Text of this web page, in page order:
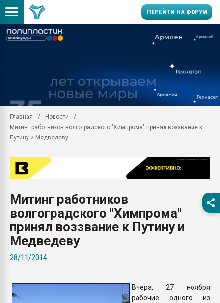
ПЕРЕЙТИ НА ФОРУМ
29.07.2026 ФРП помог
заводу пластмасс"
28.07.2026
первый план в
28.07.2026
ситуацией на
Всё, что касается
Главная
Новости
Митинг работников волгоградского "Химпрома" принял воззвание к
Путину и Медведеву
Митинг работников
волгоградского "Химпрома"
принял воззвание к Путину и
Медведеву
28/11/2014
Вчера, 27 ноября
рабочие одного из